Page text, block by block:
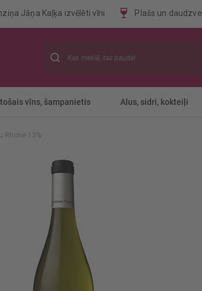
Jāņa Kaļķa izvēlēti vīni Plašs un
vīns, šampanietis Alus, sidri, kokteiļi
Rhone 13%